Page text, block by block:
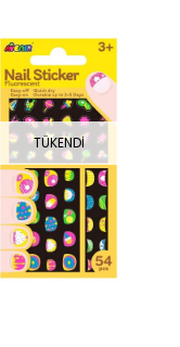
TÜKENDI